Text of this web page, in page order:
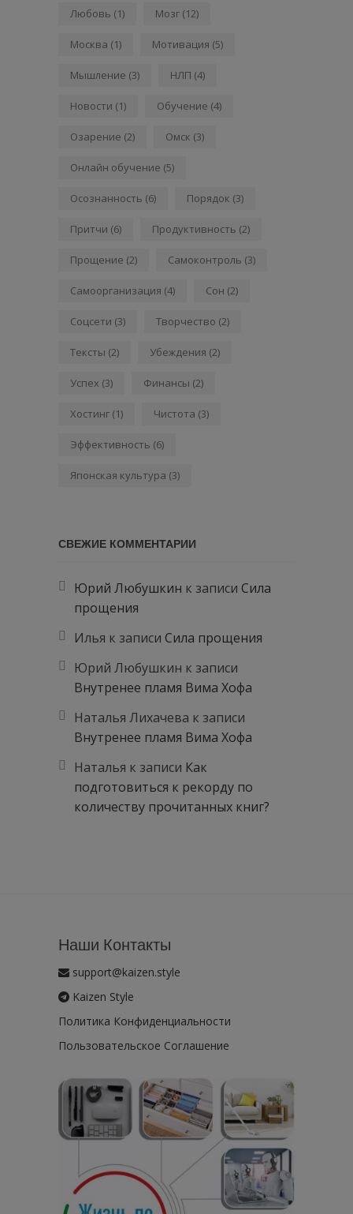
Любовь (1) Мозг (12)
Москва (1) Мотивация (5)
Мышление (3) НЛП (4)
Новости (1) Обучение (4)
Озарение (2) Омск (3)
Онлайн обучение (5)
Осознанность (6) Порядок (3)
Притчи (6) Продуктивность (2)
Прощение (2) Самоконтроль (3)
Самоорганизация (4) Сон (2)
Соцсети (3) Творчество (2)
Тексты (2) Убеждения (2)
Успех (3) Финансы (2)
Хостинг (1) Чистота (3)
Эффективность (6)
Японская культура (3)
СВЕЖИЕ КОММЕНТАРИИ
Юрий Любушкин к записи Сила
прощения
Илья к записи Сила прощения
Юрий Любушкин к записи
Внутренее пламя Вима Хофа
Наталья Лихачева к записи
Внутренее пламя Вима Хофа
Наталья к записи Как
подготовиться к рекорду по
количеству прочитанных книг?
Наши Контакты
support@kaizen.style
Kaizen Style
Политика Конфиденциальности
Пользовательское Соглашение